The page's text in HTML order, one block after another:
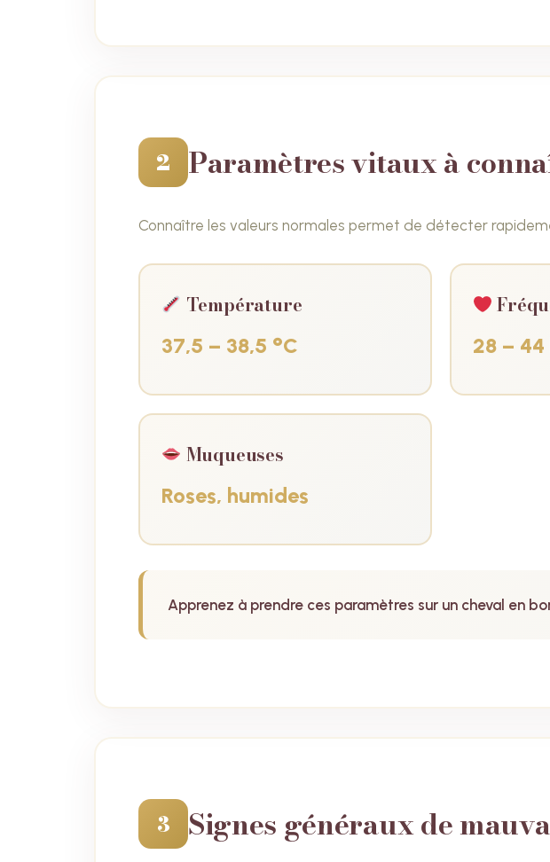
2 Paramètres vitaux à
Connaître les valeurs normales permet de détecter
Température
37,5 – 38,5 °C 28 –
Muqueuses
Roses, humides
Apprenez à prendre ces paramètres sur un cheval en
3 Signes généraux de